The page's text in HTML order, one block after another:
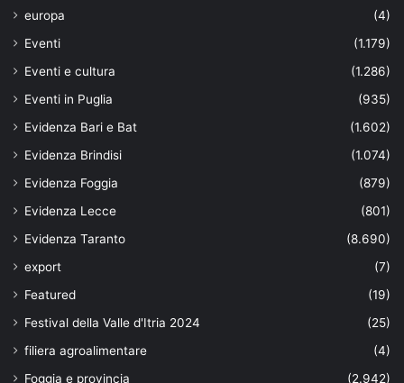
europa
(4)
Eventi
(1.179)
Eventi e cultura
(1.286)
Eventi in Puglia
(935)
Evidenza Bari e Bat
(1.602)
Evidenza Brindisi
(1.074)
Evidenza Foggia
(879)
Evidenza Lecce
(801)
Evidenza Taranto
(8.690)
export
(7)
Featured
(19)
Festival della Valle d'Itria 2024
(25)
filiera agroalimentare
(4)
Foggia e provincia
(2.942)